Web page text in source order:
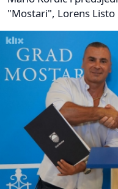
"Mostari", Lorens Listo